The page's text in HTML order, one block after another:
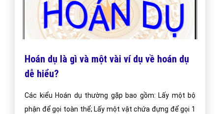
Hoán dụ là gì và một vài ví dụ về hoán dụ
dễ hiểu?
Các kiểu Hoán dụ thường gặp bao gồm: Lấy một bộ
phận để gọi toàn thể; Lấy một vật chứa đựng để gọi 1